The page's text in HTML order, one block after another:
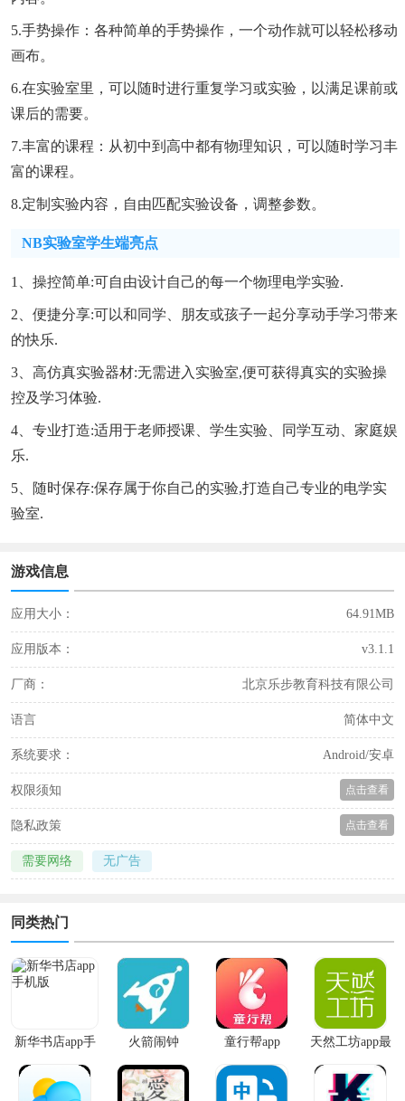
5.手势操作：各种简单的手势操作，一个动作就可以轻松移动
画布。
6.在实验室里，可以随时进行重复学习或实验，以满足课前或
课后的需要。
7.丰富的课程：从初中到高中都有物理知识，可以随时学习丰
富的课程。
8.定制实验内容，自由匹配实验设备，调整参数。
NB实验室学生端亮点
1、操控简单:可自由设计自己的每一个物理电学实验.
2、便捷分享:可以和同学、朋友或孩子一起分享动手学习带来
的快乐.
3、高仿真实验器材:无需进入实验室,便可获得真实的实验操
控及学习体验.
4、专业打造:适用于老师授课、学生实验、同学互动、家庭娱
乐.
5、随时保存:保存属于你自己的实验,打造自己专业的电学实
验室.
游戏信息
应用大小： 64.91MB
应用版本： v3.1.1
厂商： 北京乐步教育科技有限公司
语言 简体中文
系统要求： Android/安卓
权限须知 点击查看
隐私政策 点击查看
需要网络 无广告
同类热门
新华书店app手
火箭闹钟 童行帮app
天然工坊app最